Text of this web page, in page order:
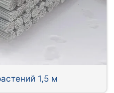
1,5 м